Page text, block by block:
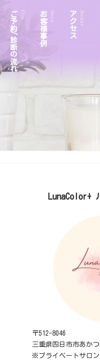
ご予約/診断の流れ Flow お客様事例 Voice アクセス Access
LunaColor+
〒512-8046
三重県四日市市あか
※プライベートサロ